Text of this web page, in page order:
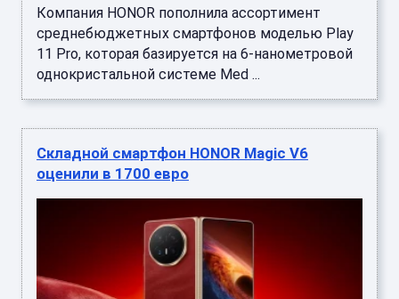
Компания HONOR пополнила ассортимент
среднебюджетных смартфонов моделью Play
11 Pro, которая базируется на 6-нанометровой
однокристальной системе Med ...
Складной смартфон HONOR Magic V6
оценили в 1700 евро